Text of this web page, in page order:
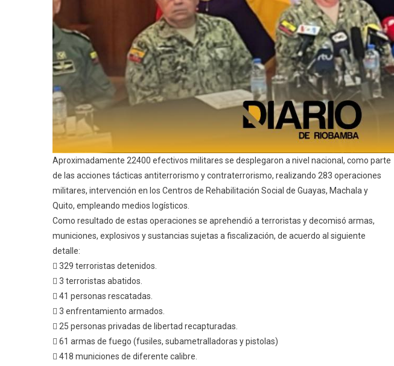
Aproximadamente 22400 efectivos militares se desplegaron a nivel nacional, como parte
de las acciones tácticas antiterrorismo y contraterrorismo, realizando 283 operaciones
militares, intervención en los Centros de Rehabilitación Social de Guayas, Machala y
Quito, empleando medios logísticos.
Como resultado de estas operaciones se aprehendió a terroristas y decomisó armas,
municiones, explosivos y sustancias sujetas a fiscalización, de acuerdo al siguiente
detalle:
 329 terroristas detenidos.
 3 terroristas abatidos.
 41 personas rescatadas.
 3 enfrentamiento armados.
 25 personas privadas de libertad recapturadas.
 61 armas de fuego (fusiles, subametralladoras y pistolas)
 418 municiones de diferente calibre.